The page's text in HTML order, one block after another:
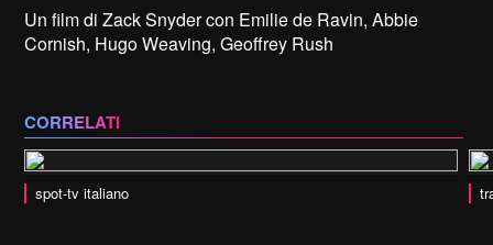
Un film di Zack Snyder con Emilie de Ravin, Abbie
Cornish, Hugo Weaving, Geoffrey Rush
CORRELATI
spot-tv italiano